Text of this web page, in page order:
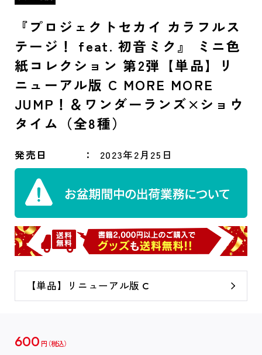
『プロジェクトセカイ カラフルス
テージ！ feat. 初音ミク』 ミニ色
紙コレクション 第2弾【単品】リ
ニューアル版 C MORE MORE
JUMP！＆ワンダーランズ×ショウ
タイム（全8種）
発売日 2023年2月25日
【単品】リニューアル版 C
600 円